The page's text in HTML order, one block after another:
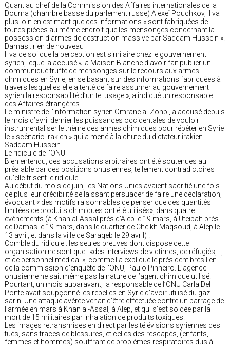
Quant au chef de la Commission des Affaires internationales de la
Douma (chambre basse du parlement russe) Alexeï Pouchkov, il va
plus loin en estimant que ces informations « sont fabriquées de
toutes pièces au même endroit que les mensonges concernant la
possession d’armes de destruction massive par Saddam Hussein ».
Damas : rien de nouveau
Il va de soi que la perception est similaire chez le gouvernement
syrien, lequel a accusé « la Maison Blanche d’avoir fait publier un
communiqué truffé de mensonges sur le recours aux armes
chimiques en Syrie, en se basant sur des informations fabriquées à
travers lesquelles elle a tenté de faire assumer au gouvernement
syrien la responsabilité d’un tel usage », a indiqué un responsable
des Affaires étrangères.
Le ministre de l’information syrien Omrane al-Zohbi, a accusé depuis
le mois d’avril dernier les puissances occidentales de vouloir
instrumentaliser le thème des armes chimiques pour répéter en Syrie
le « scénario irakien » qui a mené à la chute du dictateur irakien
Saddam Hussein.
Le ridicule de l’ONU
Bien entendu, ces accusations arbitraires ont été soutenues au
préalable par des positions onusiennes, tellement contradictoires
qu’elle frisent le ridicule.
Au début du mois de juin, les Nations Unies avaient sacrifié une fois
de plus leur crédibilité se laissant persuader de faire une déclaration,
évoquant « des motifs raisonnables de penser que des quantités
limitées de produits chimiques ont été utilisés», dans quatre
évènements (à Khan al-Assal près d’Alep le 19 mars, à Uteibah près
de Damas le 19 mars, dans le quartier de Cheikh Maqsoud, à Alep le
13 avril, et dans la ville de Saraqeb le 29 avril) .
Comble du ridicule : les seules preuves dont dispose cette
organisation ne sont que : «des interviews de victimes, de réfugiés,…,
et de personnel médical », comme l’a expliqué le président brésilien
de la commission d’enquête de l’ONU, Paulo Pinheiro. L’agence
onusienne ne sait même pas la nature de l’agent chimique utilisé.
Pourtant, un mois auparavant, la responsable de l’ONU Carla Del
Ponte avait soupçonné les rebelles en Syrie d’avoir utilisé du gaz
sarin. Une attaque avérée venait d’être effectuée contre un barrage de
l’armée en mars à Khan al-Assal, à Alep, et qui s’est soldée par la
mort de 15 militaires par inhalation de produits toxiques.
Les images retransmises en direct par les télévisions syriennes des
tués, sans traces de blessures, et celles des rescapés, (enfants,
femmes et hommes) souffrant de problèmes respiratoires dus à